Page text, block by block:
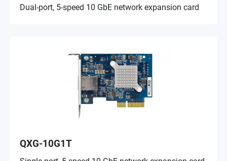
Dual-port, 5-speed 10 GbE network expansion card
QXG-10G1T